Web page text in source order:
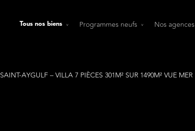
Tous nos biens Programmes neufs Nos agences
SAINT-AYGULF – VILLA 7 PIÈCES 301M² SUR 1490M² VUE MER